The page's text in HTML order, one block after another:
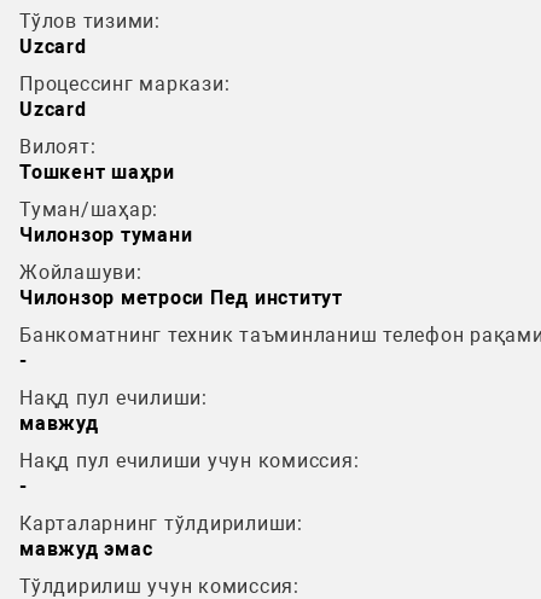
Тўлов тизими:
Uzcard
Процессинг маркази:
Uzcard
Вилоят:
Тошкент шаҳри
Туман/шаҳар:
Чилонзор тумани
Жойлашуви:
Чилонзор метроси Пед институт
Банкоматнинг техник таъминланиш телефон
-
Нақд пул ечилиши:
мавжуд
Нақд пул ечилиши учун комиссия:
-
Карталарнинг тўлдирилиши:
мавжуд эмас
Тўлдирилиш учун комиссия: